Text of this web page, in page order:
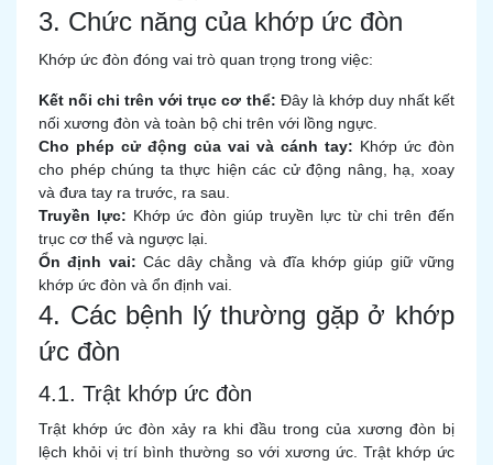
3. Chức năng của khớp ức đòn
Khớp ức đòn đóng vai trò quan trọng trong việc:
Kết nối chi trên với trục cơ thể: Đây là khớp duy nhất kết
nối xương đòn và toàn bộ chi trên với lồng ngực.
Cho phép cử động của vai và cánh tay: Khớp ức đòn
cho phép chúng ta thực hiện các cử động nâng, hạ, xoay
và đưa tay ra trước, ra sau.
Truyền lực: Khớp ức đòn giúp truyền lực từ chi trên đến
trục cơ thể và ngược lại.
Ổn định vai: Các dây chằng và đĩa khớp giúp giữ vững
khớp ức đòn và ổn định vai.
4. Các bệnh lý thường gặp ở khớp
ức đòn
4.1. Trật khớp ức đòn
Trật khớp ức đòn xảy ra khi đầu trong của xương đòn bị
lệch khỏi vị trí bình thường so với xương ức. Trật khớp ức